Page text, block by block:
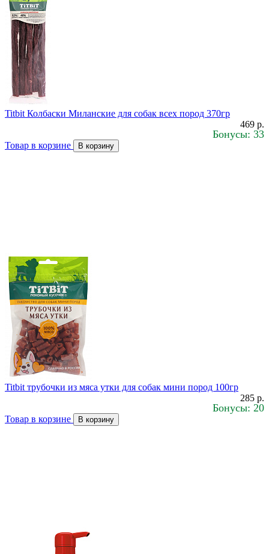
Titbit Колбаски Миланские для собак всех пород 370гр
469 р.
Бонусы: 33
Товар в корзине В корзину
Titbit трубочки из мяса утки для собак мини пород 100гр
285 р.
Бонусы: 20
Товар в корзине В корзину